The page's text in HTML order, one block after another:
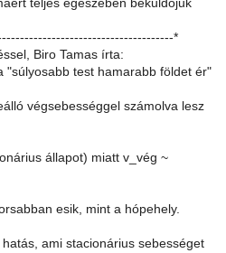
teljes egeszeben bekuldojuk
*
Biro Tamas írta:
"súlyosabb test hamarabb földet ér"
végsebességgel számolva lesz
állapot) miatt v_vég ~
esik, mint a hópehely.
ami stacionárius sebességet